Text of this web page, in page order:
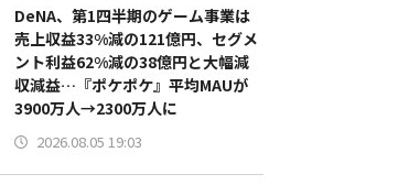
DeNA、第1四半期のゲーム事業は
売上収益33%減の121億円、セグメ
ント利益62%減の38億円と大幅減
収減益…『ポケポケ』平均MAUが
3900万人→2300万人に
2026.08.05 19:03